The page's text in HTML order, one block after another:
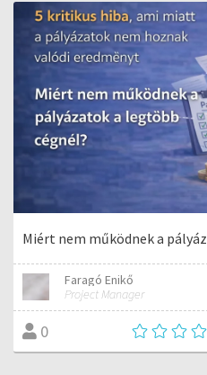
Miért nem működnek a
Faragó Enikő
Project Manager
0